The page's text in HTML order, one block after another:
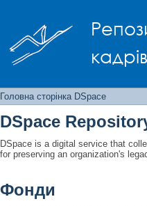
Головна сторінка DSpace
DSpace
DSpace is a digital service that
for preserving an organization's
Фонди